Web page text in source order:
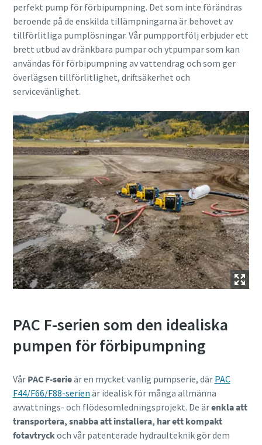
perfekt pump för förbipumpning. Det som inte förändras
beroende på de enskilda tillämpningarna är behovet av
tillförlitliga pumplösningar. Vår pumpportfölj erbjuder ett
brett utbud av dränkbara pumpar och ytpumpar som kan
användas för förbipumpning av vattendrag och som ger
överlägsen tillförlitlighet, driftsäkerhet och
servicevänlighet.
PAC F-serien som den idealiska
pumpen för förbipumpning
Vår PAC F-serieär en mycket vanlig pumpserie, där PAC
F44/F66/F88-serien är idealisk för många allmänna
avvattnings- och flödesomledningsprojekt. De ärenkla att
transportera, snabba att installera, har ett kompakt
fotavtryckoch vår patenterade hydraulteknik gör dem